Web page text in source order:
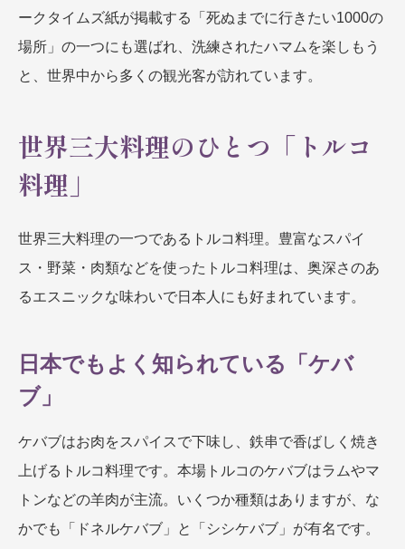
ークタイムズ紙が掲載する「死ぬまでに行きたい1000の
場所」の一つにも選ばれ、洗練されたハマムを楽しもう
と、世界中から多くの観光客が訪れています。
世界三大料理のひとつ「トルコ
料理」
世界三大料理の一つであるトルコ料理。豊富なスパイ
ス・野菜・肉類などを使ったトルコ料理は、奥深さのあ
るエスニックな味わいで日本人にも好まれています。
日本でもよく知られている「ケバ
ブ」
ケバブはお肉をスパイスで下味し、鉄串で香ばしく焼き
上げるトルコ料理です。本場トルコのケバブはラムやマ
トンなどの羊肉が主流。いくつか種類はありますが、な
かでも「ドネルケバブ」と「シシケバブ」が有名です。